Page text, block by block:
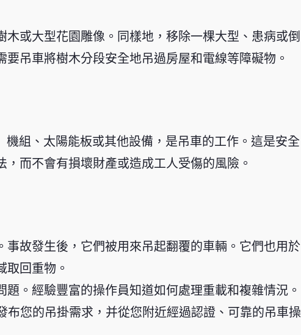
或大型花園雕像。同樣地，移除一棵大型、患病或倒
吊車將樹木分段安全地吊過房屋和電線等障礙物。
組、太陽能板或其他設備，是吊車的工作。這是安全
而不會有損壞財產或造成工人受傷的風險。
事故發生後，它們被用來吊起翻覆的車輛。它們也用於
取回重物。
。經驗豐富的操作員知道如何處理重載和複雜情況。
您的吊掛需求，并從您附近經過認證、可靠的吊車操